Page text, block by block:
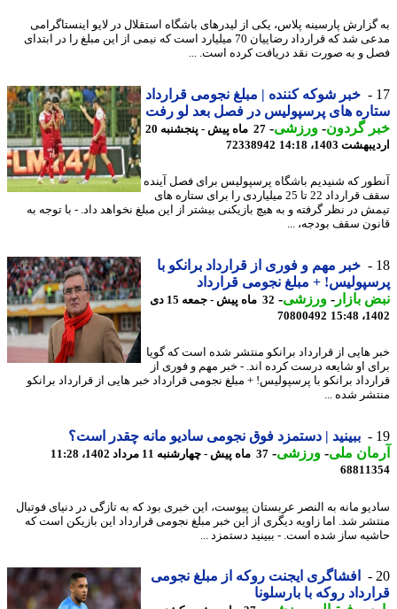
پارسینه پلاس، یکی از لیدرهای باشگاه استقلال در لایو اینستاگرامی
مدعی شد که قرارداد رضاییان 70 میلیارد است که نیمی از این مبلغ را در ابتدای
و به صورت نقد دریافت کرده است. ...
خبر شوکه کننده | مبلغ نجومی قرارداد
های پرسپولیس در فصل بعد لو رفت
گردون-ورزشی-
27 ماه پیش - پنجشنبه 20
1403، 14:18
72338942
که شنیدیم باشگاه پرسپولیس برای فصل آینده
سقف قرارداد 22 تا 25 میلیاردی را برای ستاره های
در نظر گرفته و به هیچ بازیکنی بیشتر از این مبلغ نخواهد داد. - با توجه به
سقف بودجه، ...
خبر مهم و فوری از قرارداد برانکو با
+ مبلغ نجومی قرارداد
بازار- ورزشی-
32 ماه پیش - جمعه 15 دی
70800492
هایی از قرارداد برانکو منتشر شده است که گویا
او شایعه درست کرده اند. - خبر مهم و فوری از
برانکو با پرسپولیس! + مبلغ نجومی قرارداد خبر هایی از قرارداد برانکو
شده ...
ببینید | دستمزد فوق نجومی سادیو مانه چقدر است؟
ملی-ورزشی-37 ماه پیش - چهارشنبه 11 مرداد 1402، 11:28
مانه به النصر عربستان پیوست، این خبری بود که به تازگی در دنیای فوتبال
شد. اما زاویه دیگری از این خبر مبلغ نجومی قرارداد این بازیکن است که
ساز شده است. - ببینید دستمزد ...
افشاگری ایجنت روکه از مبلغ نجومی
روکه با بارسلونا